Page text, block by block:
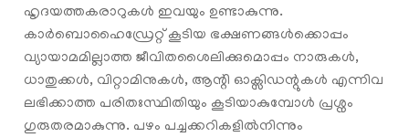
ഹൃദയത്തകരാറുകള്‍ ഇവയും ഉണ്ടാകുന്നു.
കാർബൊഹൈഡ്രേറ്റ് കൂടിയ ഭക്ഷണങ്ങൾക്കൊപ്പം
വ്യായാമമില്ലാത്ത ജീവിതശൈലിക്കുമൊപ്പം നാരുകൾ,
ധാതുക്കൾ, വിറ്റാമിനുകൾ, ആന്റി ഓക്സിഡന്റുകൾ എന്നിവ
ലഭിക്കാത്ത പരിതഃസ്ഥിതിയും കൂടിയാകുമ്പോൾ പ്രശ്നം
ഗുരുതരമാകുന്നു. പഴം പച്ചക്കറികളിൽനിന്നും